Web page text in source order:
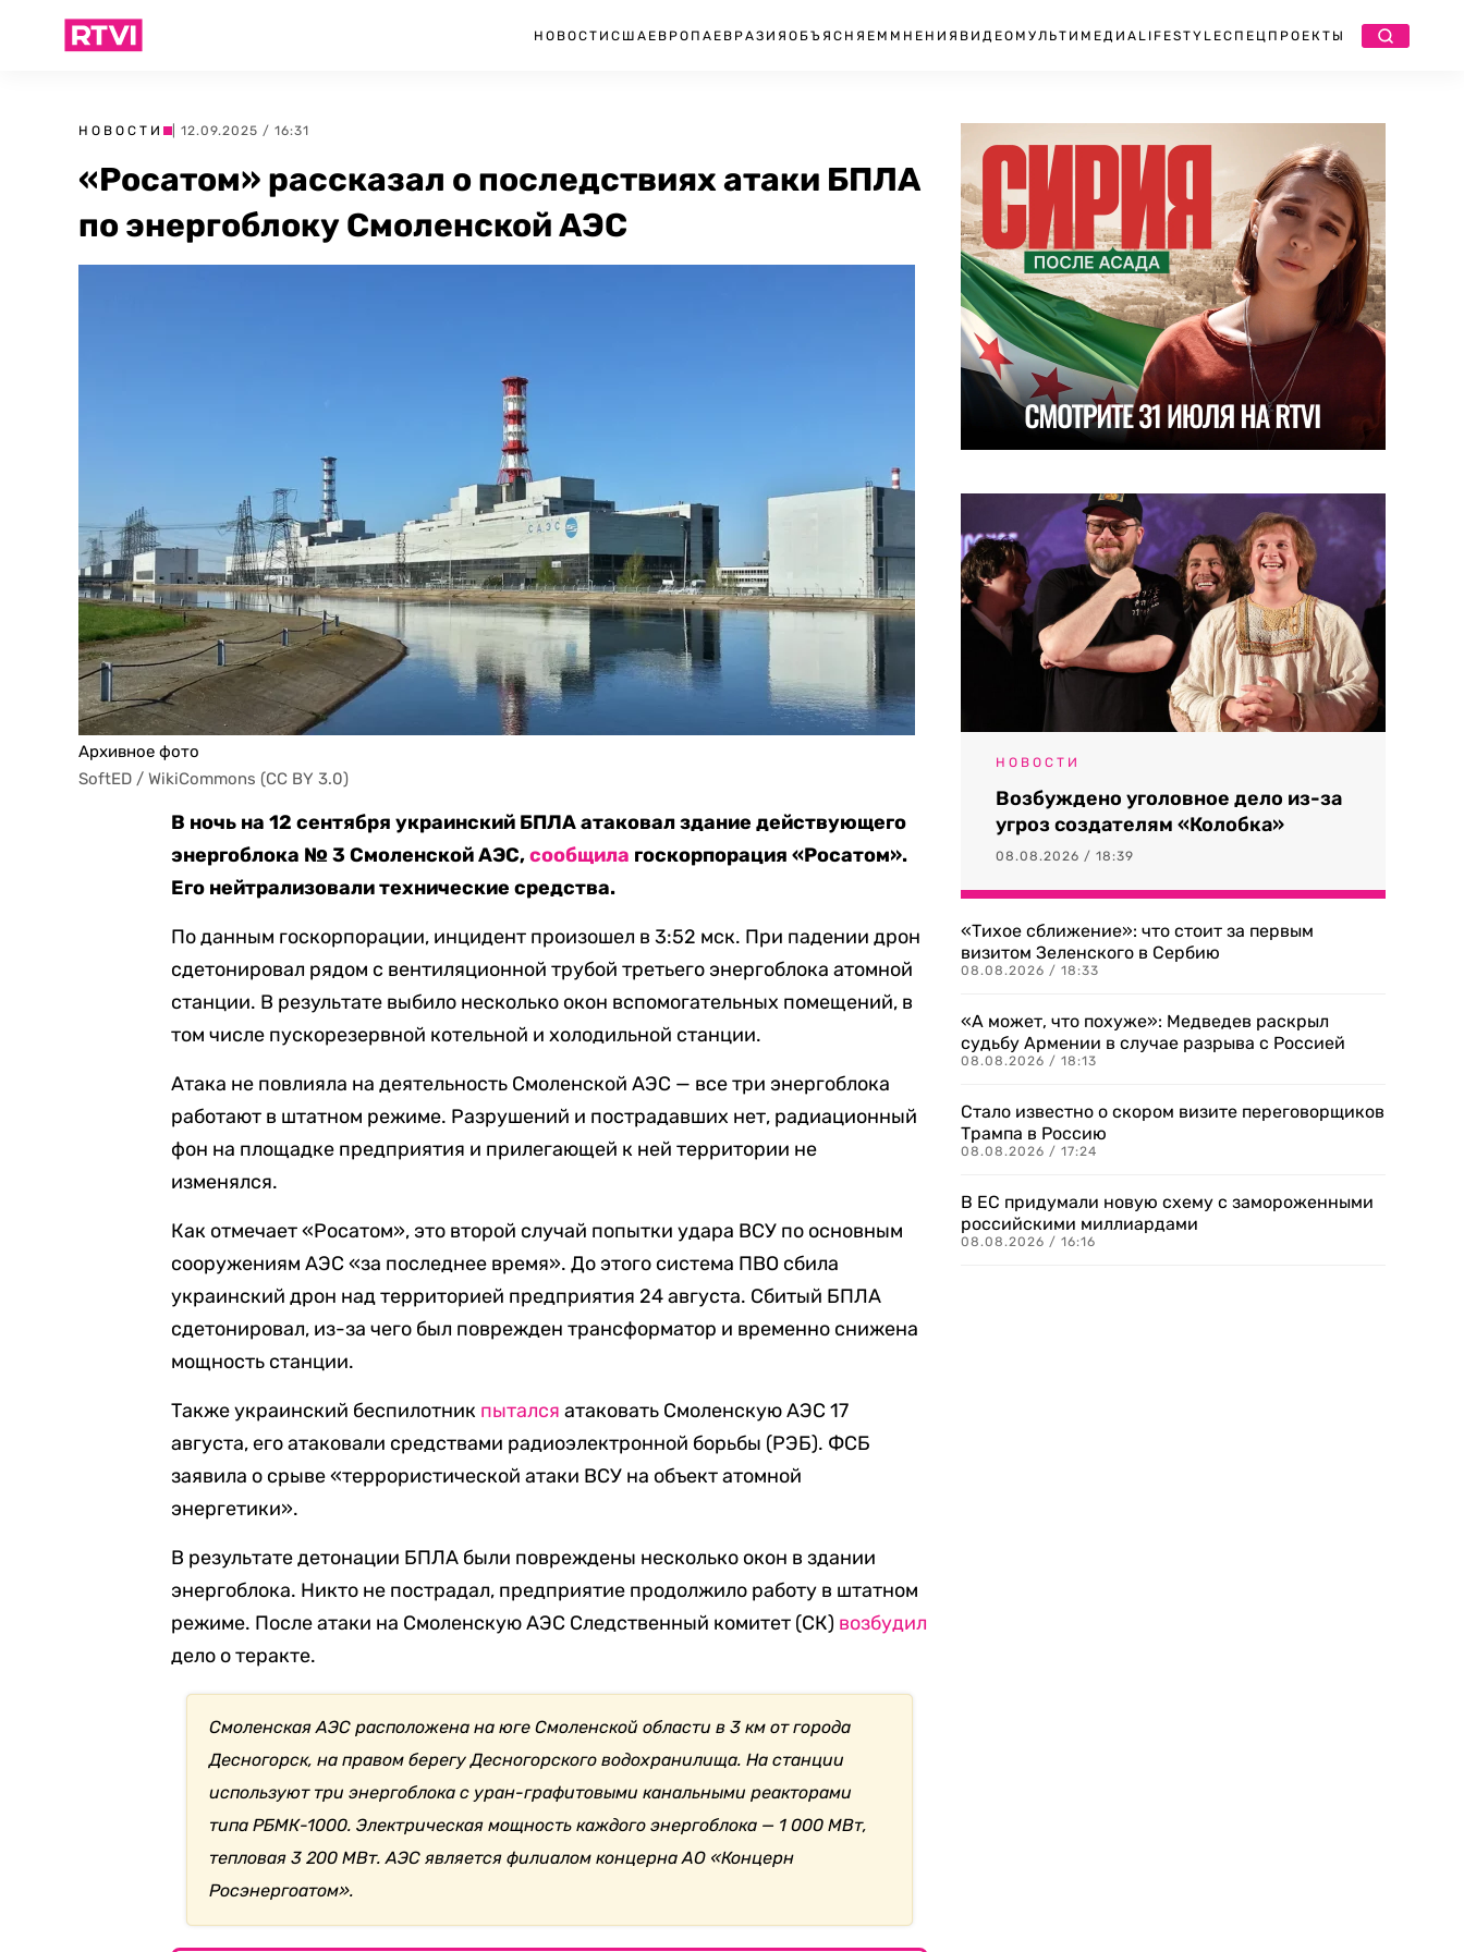
НОВОСТИ США ЕВРОПА ЕВРАЗИЯ ОБЪЯСНЯЕМ МНЕНИЯ ВИДЕО МУЛЬТИМЕДИА LIFESTYLEСПЕЦПРОЕКТЫ
НОВОСТИ | 12.09.2025 / 16:31
«Росатом» рассказал о последствиях атаки БПЛА
по энергоблоку Смоленской АЭС
Архивное фото
SoftED / WikiCommons (CC BY 3.0)
В ночь на 12 сентября украинский БПЛА атаковал здание действующего
энергоблока № 3 Смоленской АЭС,сообщила госкорпорация «Росатом».
Его нейтрализовали технические средства.
По данным госкорпорации, инцидент произошел в 3:52 мск. При падении дрон
сдетонировал рядом с вентиляционной трубой третьего энергоблока атомной
станции. В результате выбило несколько окон вспомогательных помещений, в
том числе пускорезервной котельной и холодильной станции.
Атака не повлияла на деятельность Смоленской АЭС — все три энергоблока
работают в штатном режиме. Разрушений и пострадавших нет, радиационный
фон на площадке предприятия и прилегающей к ней территории не
изменялся.
Как отмечает «Росатом», это второй случай попытки удара ВСУ по основным
сооружениям АЭС «за последнее время». До этого система ПВО сбила
украинский дрон над территорией предприятия 24 августа. Сбитый БПЛА
сдетонировал, из-за чего был поврежден трансформатор и временно снижена
мощность станции.
Также украинский беспилотник пытался атаковать Смоленскую АЭС 17
августа, его атаковали средствами радиоэлектронной борьбы (РЭБ). ФСБ
заявила о срыве «террористической атаки ВСУ на объект атомной
энергетики».
В результате детонации БПЛА были повреждены несколько окон в здании
энергоблока. Никто не пострадал, предприятие продолжило работу в штатном
режиме. После атаки на Смоленскую АЭС Следственный комитет (СК) возбудил
дело о теракте.
Смоленская АЭС расположена на юге Смоленской области в 3 км от города
Десногорск, на правом берегу Десногорского водохранилища. На станции
используют три энергоблока с уран-графитовыми канальными реакторами
типа РБМК-1000. Электрическая мощность каждого энергоблока — 1 000 МВт,
тепловая 3 200 МВт. АЭС является филиалом концерна АО «Концерн
Росэнергоатом».
НОВОСТИ
Возбуждено уголовное дело из-за
угроз создателям «Колобка»
08.08.2026 / 18:39
«Тихое сближение»: что стоит за первым
визитом Зеленского в Сербию
08.08.2026 / 18:33
«А может, что похуже»: Медведев раскрыл
судьбу Армении в случае разрыва с Россией
08.08.2026 / 18:13
Стало известно о скором визите переговорщиков
Трампа в Россию
08.08.2026 / 17:24
В ЕС придумали новую схему с замороженными
российскими миллиардами
08.08.2026 / 16:16